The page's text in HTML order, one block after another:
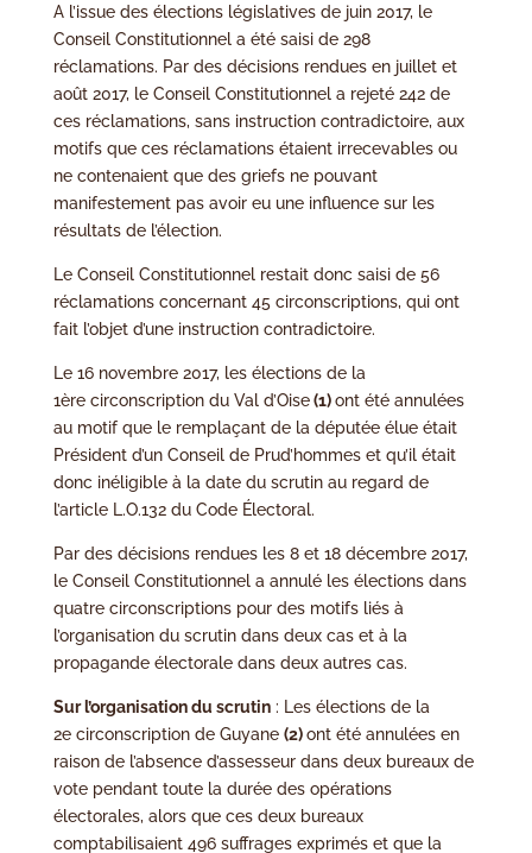
A l’issue des élections législatives de juin 2017, le
Conseil Constitutionnel a été saisi de 298
réclamations. Par des décisions rendues en juillet et
août 2017, le Conseil Constitutionnel a rejeté 242 de
ces réclamations, sans instruction contradictoire, aux
motifs que ces réclamations étaient irrecevables ou
ne contenaient que des griefs ne pouvant
manifestement pas avoir eu une influence sur les
résultats de l’élection.
Le Conseil Constitutionnel restait donc saisi de 56
réclamations concernant 45 circonscriptions, qui ont
fait l’objet d’une instruction contradictoire.
Le 16 novembre 2017, les élections de la
1ère circonscription du Val d’Oise(1)ont été annulées
au motif que le remplaçant de la députée élue était
Président d’un Conseil de Prud’hommes et qu’il était
donc inéligible à la date du scrutin au regard de
l’article L.O.132 du Code Électoral.
Par des décisions rendues les 8 et 18 décembre 2017,
le Conseil Constitutionnel a annulé les élections dans
quatre circonscriptions pour des motifs liés à
l’organisation du scrutin dans deux cas et à la
propagande électorale dans deux autres cas.
Sur l’organisation du scrutin: Les élections de la
2e circonscription de Guyane (2)ont été annulées en
raison de l’absence d’assesseur dans deux bureaux de
vote pendant toute la durée des opérations
électorales, alors que ces deux bureaux
comptabilisaient 496 suffrages exprimés et que la